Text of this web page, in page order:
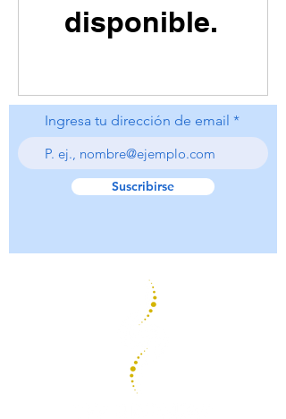
disponible.
Ingresa tu dirección de email
Suscribirse